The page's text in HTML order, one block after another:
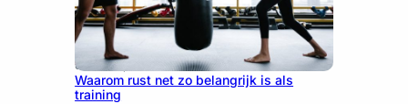
June 25, 2026
Waarom rust net zo belangrijk is als
training